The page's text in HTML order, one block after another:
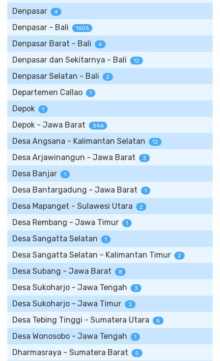
Denpasar 4
Denpasar - Bali 1606
Denpasar Barat - Bali 4
Denpasar dan Sekitarnya - Bali 12
Denpasar Selatan - Bali 2
Departemen Callao 1
Depok 1
Depok - Jawa Barat 346
Desa Angsana - Kalimantan Selatan 12
Desa Arjawinangun - Jawa Barat 3
Desa Banjar 1
Desa Bantargadung - Jawa Barat 1
Desa Mapanget - Sulawesi Utara 2
Desa Rembang - Jawa Timur 1
Desa Sangatta Selatan 1
Desa Sangatta Selatan - Kalimantan Timur 2
Desa Subang - Jawa Barat 8
Desa Sukoharjo - Jawa Tengah 3
Desa Sukoharjo - Jawa Timur 3
Desa Tebing Tinggi - Sumatera Utara 5
Desa Wonosobo - Jawa Tengah 1
Dharmasraya - Sumatera Barat 5